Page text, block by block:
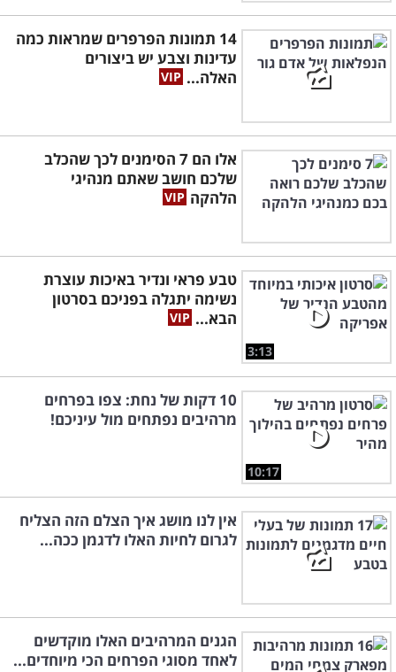
14 תמונות הפרפרים שמראות כמה
עדינות וצבע יש ביצורים
האלה...
אלו הם 7 הסימנים לכך שהכלב
שלכם חושב שאתם מנהיגי
הלהקה
3:13
טבע פראי ונדיר באיכות עוצרת
נשימה יתגלה בפניכם בסרטון
הבא...
10:17
10 דקות של נחת: צפו בפרחים
מרהיבים נפתחים מול עיניכם!
אין לנו מושג איך הצלם הזה הצליח
לגרום לחיות האלו לדגמן ככה...
הגנים המרהיבים האלו מוקדשים
לאחד מסוגי הפרחים הכי מיוחדים...